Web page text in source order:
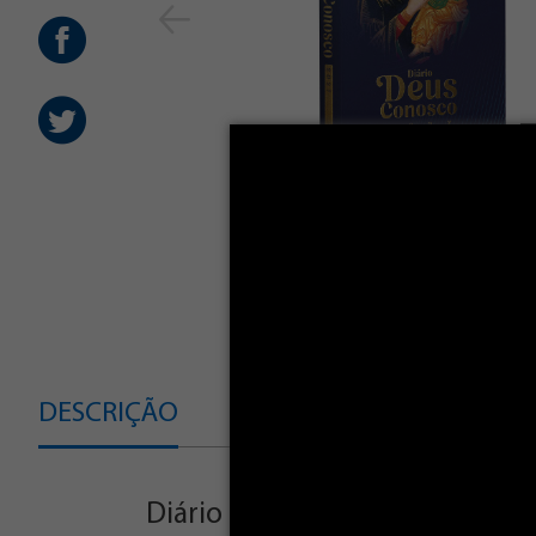
DESCRIÇÃO
Diário Deus Conosco 2027 -